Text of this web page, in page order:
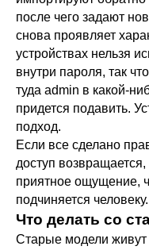
после чего задают
снова проявляет
устройствах нельзя
внутри пароля, так
туда admin в какой-
придется подавить.
подход.
Если все сделано
доступ возвращается,
приятное ощущение,
подчиняется
Что делать со
Старые модели